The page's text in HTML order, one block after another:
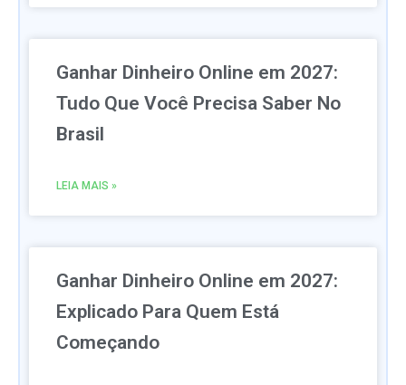
Ganhar Dinheiro Online em 2027:
Tudo Que Você Precisa Saber No
Brasil
LEIA MAIS »
Ganhar Dinheiro Online em 2027:
Explicado Para Quem Está
Começando